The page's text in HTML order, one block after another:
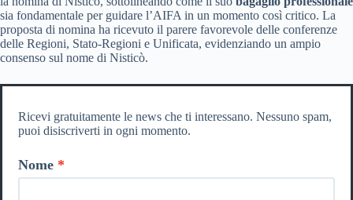
sia fondamentale per guidare l’AIFA in un momento così critico. La
proposta di nomina ha ricevuto il parere favorevole delle conferenze
delle Regioni, Stato-Regioni e Unificata, evidenziando un ampio
consenso sul nome di Nisticò.
Ricevi gratuitamente le news che ti interessano. Nessuno spam,
puoi disiscriverti in ogni momento.
Nome